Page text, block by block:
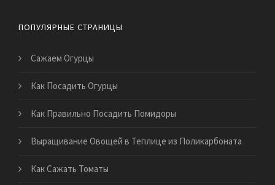
ПОПУЛЯРНЫЕ СТРАНИЦЫ
Сажаем Огурцы
Как Посадить Огурцы
Как Правильно Посадить Помидоры
Выращивание Овощей в Теплице из Поликарбоната
Как Сажать Томаты